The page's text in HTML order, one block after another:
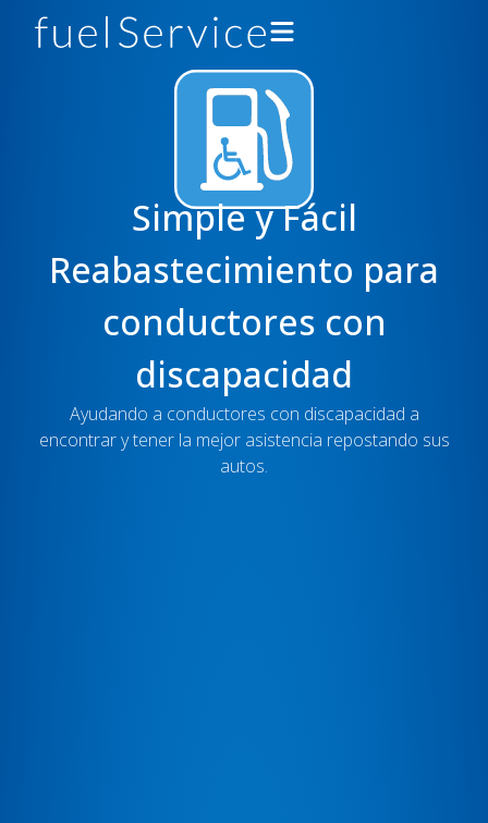
Gasolineras
Asistencia
Desarrolladores
Obtener la app
Simple y Fácil
Reabastecimiento para
conductores con
discapacidad
Ayudando a conductores con discapacidad a
encontrar y tener la mejor asistencia repostando sus
autos.